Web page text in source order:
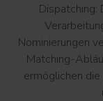
Dispatching:
Nominierungen
Matching-
ermöglichen